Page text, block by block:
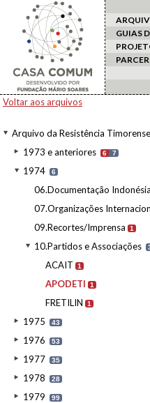
GUIAS
Voltar aos arquivos
Arquivo da Resistência Timorense
1973 e anteriores 6 7
1974 6
06.Documentação Indonésia
07.Organizações
09.Recortes/Imprensa 1
10.Partidos e Associações
ACAIT 1
APODETI 1
FRETILIN 1
1975 43
1976 53
1977 35
1978 28
1979 99